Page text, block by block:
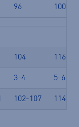
96 100
104 116
3-4 5-6
102-107 114-